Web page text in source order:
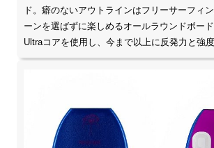
ド。癖のないアウトラインはフリーサーフィ
ーンを選ばずに楽しめるオールラウンドボー
Ultraコアを使用し、今まで以上に反発力と強